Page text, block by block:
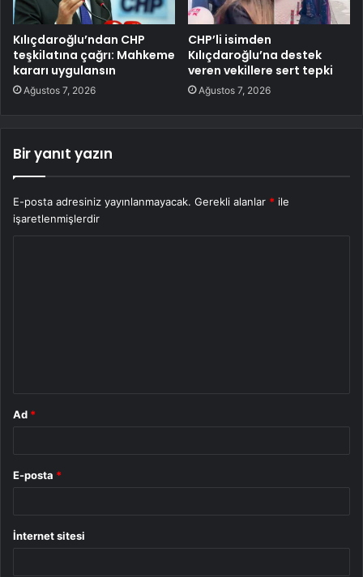
Kılıçdaroğlu’ndan CHP
teşkilatına çağrı: Mahkeme
kararı uygulansın
Ağustos 7, 2026
CHP’li isimden
Kılıçdaroğlu’na destek
veren vekillere sert tepki
Ağustos 7, 2026
Bir yanıt yazın
E-posta adresiniz yayınlanmayacak. Gerekli alanlar * ile
işaretlenmişlerdir
Ad *
E-posta *
İnternet sitesi